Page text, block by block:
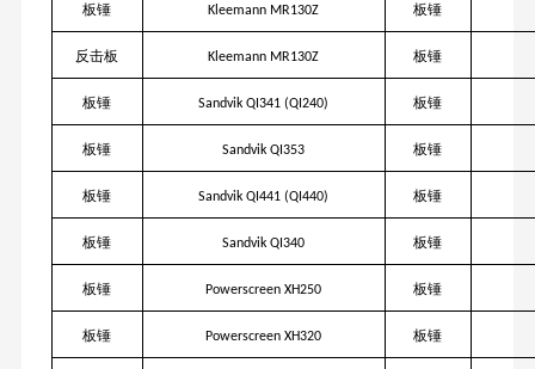
板锤 Kleemann MR130Z 板锤
反击板 Kleemann MR130Z 板锤
板锤 Sandvik QI341 (QI240) 板锤
板锤 Sandvik QI353 板锤
板锤 Sandvik QI441 (QI440) 板锤
板锤 Sandvik QI340 板锤
板锤 Powerscreen XH250 板锤
板锤 Powerscreen XH320 板锤